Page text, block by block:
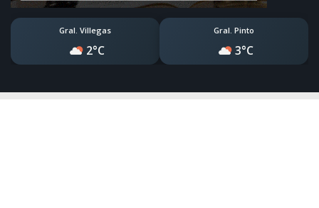
Gral. Villegas
2°C
Gral. Pinto
3°C